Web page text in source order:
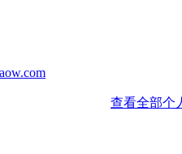
查看全部个